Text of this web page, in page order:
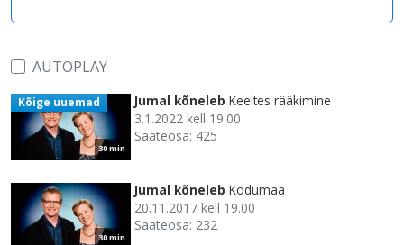
AUTOPLAY
30 min
Kõige uuemad Jumal kõneleb Keeltes rääkimine
3.1.2022 kell 19.00
Saateosa: 425
30 min
Jumal kõneleb Kodumaa
20.11.2017 kell 19.00
Saateosa: 232